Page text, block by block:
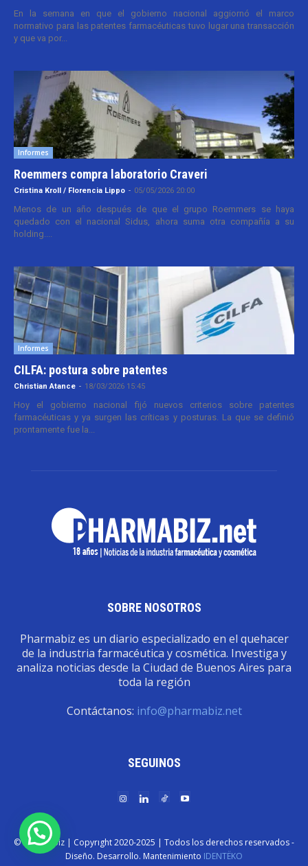
En la semana en que el gobierno nacional aggiornó el marco
normativo para las patentes farmacéuticas tuvo lugar una transacción
y que va por...
Informes
Roemmers compra laboratorio Craveri
Cristina Kroll / Florencia Lippo - 05/05/2026 20:00
Menos de un año después de que el grupo Roemmers se haya
quedado con el nacional Sidus, ahora suma otra compañía a su
holding....
Informes
CILFA: postura sobre patentes
Christian Atance - 18/03/2026 15:45
Hoy el gobierno nacional fijó nuevos criterios sobre patentes
farmacéuticas y ya surgen las críticas y posturas. La que se definió
prontamente fue la...
SOBRE NOSOTROS
Pharmabiz es un diario especializado en el quehacer
de la industria farmacéutica y cosmética. Investiga y
analiza noticias desde la Ciudad de Buenos Aires para
toda la región
Contáctanos: info@pharmabiz.net
SEGUINOS
© Pharmabiz | Copyrıght 2020-2025 | Todos los derechos reservados -
Diseño. Desarrollo. Mantenimiento IDENTËKO